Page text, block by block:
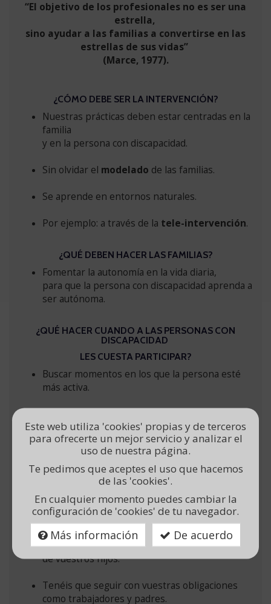
“El objetivo de los profesionales no es ser una
estrella,
sino ayudar a las familias a convertirse en las
estrellas de sus vidas”
(Marce, 1977).
¿CÓMO DEBE SER LA INTERVENCIÓN?
Nuestras prácticas deben estar centradas en la
familia
y en la persona con discapacidad.
Sin olvidar el modelado de las familias.
Se aprende en entornos naturales.
Por ejemplo: a través de la tele-intervención.
¿QUÉ DEBEN HACER LAS FAMILIAS?
Fomentar la autonomía en la vida diaria,
para que la persona con discapacidad aprenda a
ser autónoma.
¿QUÉ HACER CUANDO A LAS PERSONAS CON
DISCAPACIDAD
LES CUESTA PARTICIPAR?
Buscar momentos en los que la persona esté
más activa.
Animarles a participar contigo.
Enlazar siempre con algo que a él o a ella le
¿CÓMO PODEMOS TRABAJAR LAS RUTINAS EN
CASA?
Los padres no podéis convertiros en maestros
de vuestros hijos.
Tenéis que seguir con vuestras obligaciones
como trabajadores y padres.
Este web utiliza 'cookies' propias y de terceros
para ofrecerte un mejor servicio y analizar el
uso de nuestra página.
Te pedimos que aceptes el uso que hacemos
de las 'cookies'.
En cualquier momento puedes cambiar la
configuración de 'cookies' de tu navegador.
Más información De acuerdo